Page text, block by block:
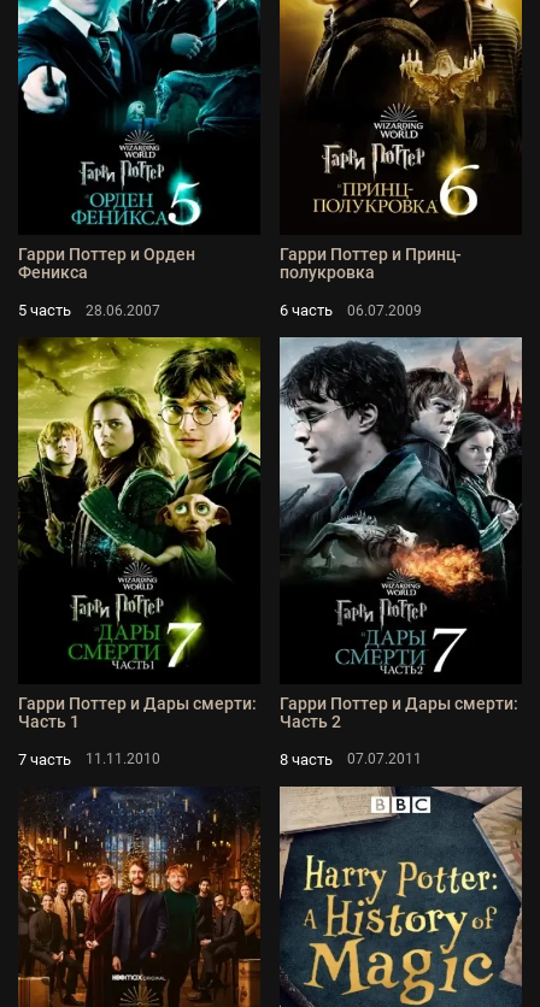
Гарри Поттер и Орден
Феникса
5 часть 28.06.2007
Гарри Поттер и Принц-
полукровка
6 часть 06.07.2009
Гарри Поттер и Дары смерти:
Часть 1
7 часть 11.11.2010
Гарри Поттер и Дары смерти:
Часть 2
8 часть 07.07.2011